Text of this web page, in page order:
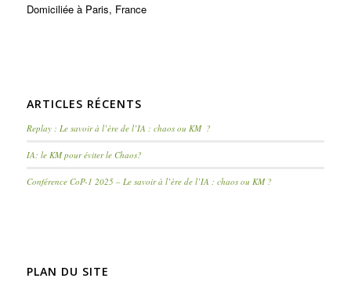
Domiciliée à Paris, France
ARTICLES RÉCENTS
Replay : Le savoir à l’ère de l’IA : chaos ou KM ?
IA: le KM pour éviter le Chaos?
Conférence CoP-1 2025 – Le savoir à l’ère de l’IA : chaos ou KM ?
PLAN DU SITE